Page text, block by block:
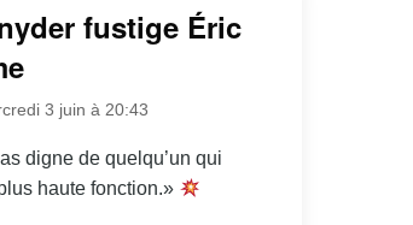
fustige Éric
3 juin à 20:43
digne de quelqu’un qui
haute fonction.»